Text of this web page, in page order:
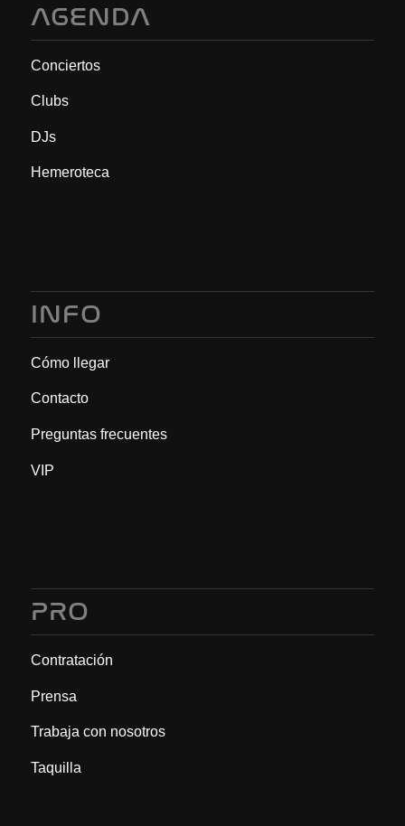
AGENDA
Conciertos
Clubs
DJs
Hemeroteca
INFO
Cómo llegar
Contacto
Preguntas frecuentes
VIP
PRO
Contratación
Prensa
Trabaja con nosotros
Taquilla